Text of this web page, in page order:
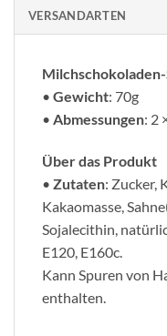
VERSANDARTEN
• Gewicht: 70g
• Abmessungen: 2
Über das Produkt
• Zutaten: Zucker,
Kakaomasse,
Sojalecithin,
E120, E160c.
Kann Spuren von
enthalten.